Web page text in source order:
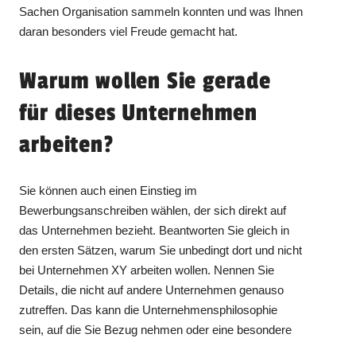
Sachen Organisation sammeln konnten und was Ihnen
daran besonders viel Freude gemacht hat.
Warum wollen Sie gerade
für dieses Unternehmen
arbeiten?
Sie können auch einen Einstieg im
Bewerbungsanschreiben wählen, der sich direkt auf
das Unternehmen bezieht. Beantworten Sie gleich in
den ersten Sätzen, warum Sie unbedingt dort und nicht
bei Unternehmen XY arbeiten wollen. Nennen Sie
Details, die nicht auf andere Unternehmen genauso
zutreffen. Das kann die Unternehmensphilosophie
sein, auf die Sie Bezug nehmen oder eine besondere